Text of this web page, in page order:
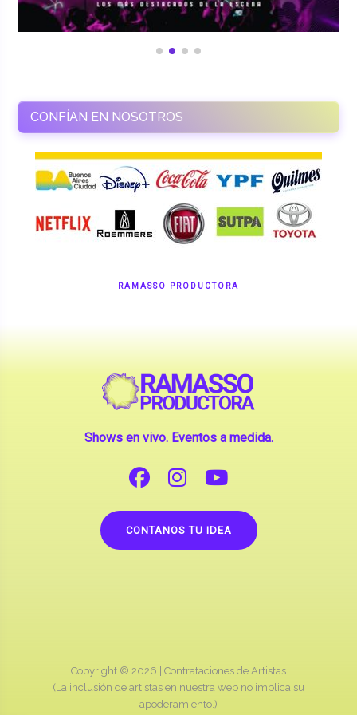
CONFÍAN EN NOSOTROS
RAMASSO PRODUCTORA
Shows en vivo. Eventos a medida.
CONTANOS TU IDEA
Copyright © 2026 | Contrataciones de Artistas
(La inclusión de artistas en nuestra web no implica su
apoderamiento.)